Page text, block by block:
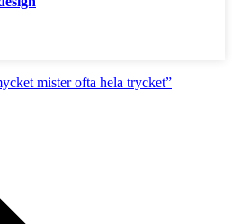
mister ofta hela trycket”